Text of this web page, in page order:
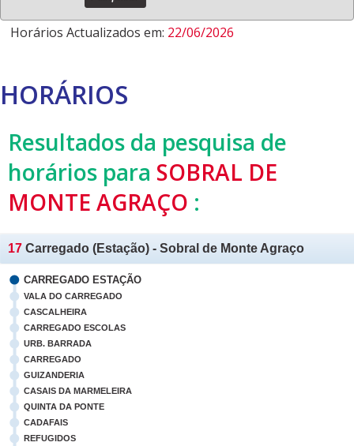
Horários Actualizados em: 22/06/2026
HORÁRIOS
Resultados da pesquisa de
horários para SOBRAL DE
MONTE AGRAÇO :
17 Carregado (Estação) - Sobral de Monte Agraço
CARREGADO ESTAÇÃO
VALA DO CARREGADO
CASCALHEIRA
CARREGADO ESCOLAS
URB. BARRADA
CARREGADO
GUIZANDERIA
CASAIS DA MARMELEIRA
QUINTA DA PONTE
CADAFAIS
REFUGIDOS